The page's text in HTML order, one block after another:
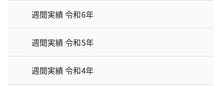
週間実績 令和6年
週間実績 令和5年
週間実績 令和4年